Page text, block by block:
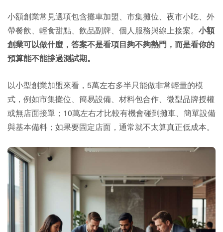
小額創業常見選項包含攤車加盟、市集攤位、夜市小吃、外
帶餐飲、輕食甜點、飲品副牌、個人服務與線上接案。 小額
創業可以做什麼，答案不是看項目夠不夠熱門，而是看你的
預算能不能撐過測試期。
以小型創業加盟來看，5萬左右多半只能做非常輕量的模
式，例如市集攤位、簡易設備、材料包合作、微型品牌授權
或無店面接單；10萬左右才比較有機會碰到攤車、簡單設備
與基本備料；如果要固定店面，通常就不太算真正低成本。